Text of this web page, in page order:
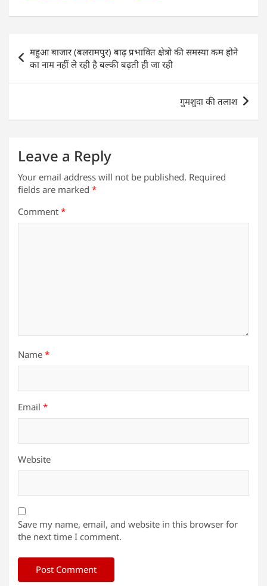
at
s
A
p
c
e
b
o
k
itt
er
k
e
dI
n
ai
l
ar
e
navigation
महुआ बाजार (बलरामपुर) बाढ़ प्रभावित क्षेत्रो की समस्या कम होने
का नाम नहीं ले रही है बल्की बढ़ती ही जा रही
गुमशुदा की तलाश
Leave a Reply
Your email address will not be published. Required
fields are marked *
Comment *
Name *
Email *
Website
Save my name, email, and website in this browser for
the next time I comment.